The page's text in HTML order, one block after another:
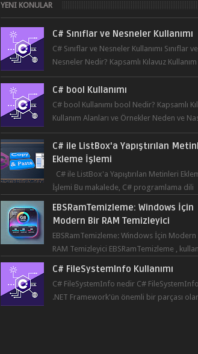
YENI KONULAR
C# Sınıflar ve Nesneler Kullanımı
C# Sınıflar ve Nesneler Kullanımı Sınıflar ve
Nesneler Nedir? Kapsamlı Kılavuz Kullanım
ve Örnekler Neden ve Nasıl ...
C# bool Kullanımı
C# bool Kullanımı bool Nedir? Kapsamlı
Kullanım Alanları ve Örnekler Neden ve
Kullanılmalı? ...
C# ile ListBox'a Yapıştırılan
Ekleme İşlemi
C# ile ListBox'a Yapıştırılan Metinleri
İşlemi Bu makalede, C# programlama dili
EBSRamTemizleme: Windows İçin
Modern Bir RAM Temizleyici
EBSRamTemizleme: Windows İçin Modern
RAM Temizleyici EBSRamTemizleme ,
C# FileSystemInfo Kullanımı
C# FileSystemInfo nedir C# FileSystemInfo
.NET Framework'ün önemli bir parçası